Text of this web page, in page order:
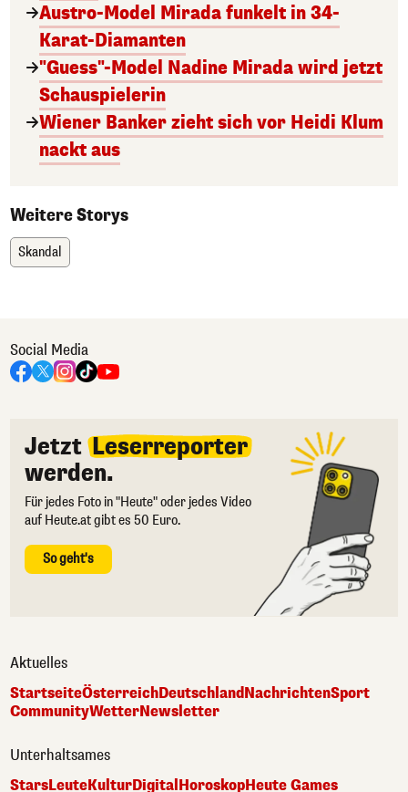
Austro-Model Mirada funkelt in 34-
Karat-Diamanten
"Guess"-Model Nadine Mirada wird jetzt
Schauspielerin
Wiener Banker zieht sich vor Heidi Klum
nackt aus
Weitere Storys
Skandal
Social Media
Jetzt Leserreporter
werden.
Für jedes Foto in "Heute" oder jedes Video
auf Heute.at gibt es 50 Euro.
So geht's
Aktuelles
StartseiteÖsterreichDeutschlandNachrichtenSport
CommunityWetterNewsletter
Unterhaltsames
StarsLeuteKulturDigitalHoroskopHeute Games